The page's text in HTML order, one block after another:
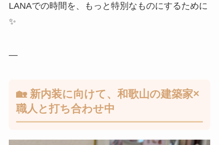
LANAでの時間を、もっと特別なものにするために
✨
—
🏡 新内装に向けて、和歌山の建築家×
職人と打ち合わせ中